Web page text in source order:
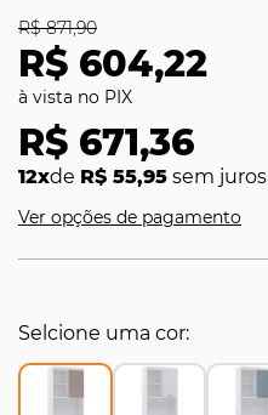
R$ 604,22
R$ 871,90
R$ 671,36
12xde R$ 55,95 sem juros
Ver opções de pagamento
Selcione uma cor